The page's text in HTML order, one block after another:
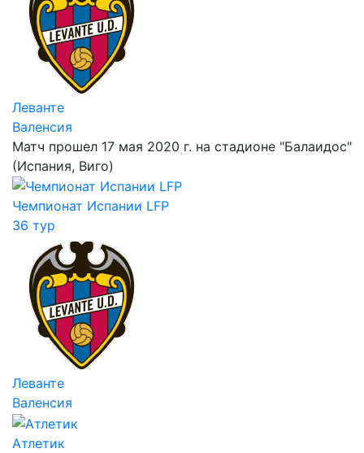
Леванте
Валенсия
Матч прошел 17 мая 2020 г. на стадионе "Балаидос"
(Испания, Виго)
Чемпионат Испании LFP
36 тур
Леванте
Валенсия
Атлетик